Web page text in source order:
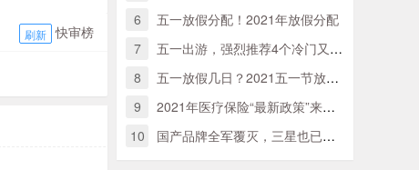
刷新 快审榜
6
五一放假分配！2021年放假分配
7
五一出游，强烈推荐4个冷门又超美丽的旅游地，景色绝美又不担忧人挤人
8
五一放假几日？2021五一节放假分配来了！
9
2021年医疗保险“最新政策”来啦，5月1日宣布执行，什么“转变”须留意？
10
国产品牌全军覆灭，三星也已落伍，美国手机巨头卫冕日本销售量第一